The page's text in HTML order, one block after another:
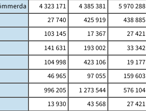
4 323 171 4 385 381 5 970 288
27 740 425 919 438 885
103 145 17 367 27 421
141 631 193 002 33 342
104 998 423 106 19 177
46 965 97 055 159 603
996 205 1 273 544 576 104
13 930 43 568 27 421